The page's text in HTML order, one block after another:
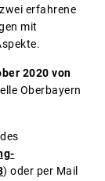
erfahrene
mit
2020 von
Oberbayern
) oder per Mail